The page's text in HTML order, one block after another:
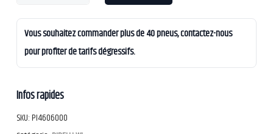
Vous souhaitez commander plus de 40 pneus, contactez-nous
pour profiter de tarifs dégressifs.
Infos rapides
SKU:PI4606000